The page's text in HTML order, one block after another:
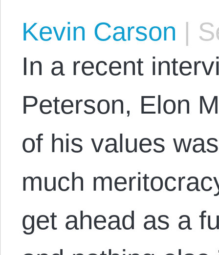
Kevin Carson |
In a recent
Peterson, Elon
of his values
much
get ahead as a